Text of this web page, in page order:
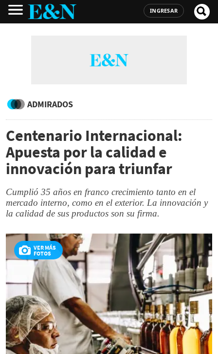
INGRESAR
ADMIRADOS
Centenario Internacional:
Apuesta por la calidad e
innovación para triunfar
Cumplió 35 años en franco crecimiento tanto en el
mercado interno, como en el exterior. La innovación y
la calidad de sus productos son su firma.
VER MÁS
FOTOS